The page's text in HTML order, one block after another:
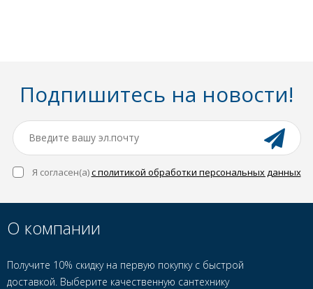
Подпишитесь на новости!
Я согласен(a)с политикой обработки персональных данных
О компании
Получите 10% скидку на первую покупку с быстрой
доставкой. Выберите качественную сантехнику